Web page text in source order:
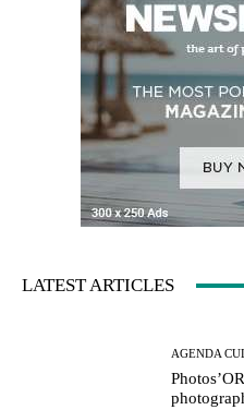
LATEST ARTICLES
AGENDA